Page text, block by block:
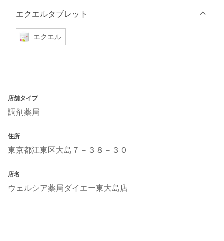
エクエルタブレット
エクエル
店舗タイプ
調剤薬局
住所
東京都江東区大島７－３８－３０
店名
ウェルシア薬局ダイエー東大島店